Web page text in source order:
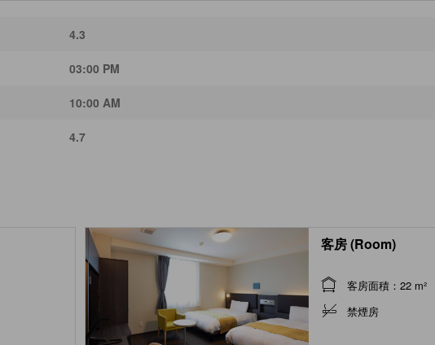
4.3
03:00 PM
10:00 AM
4.7
客房 (Room)
客房面積：22 m²
禁煙房